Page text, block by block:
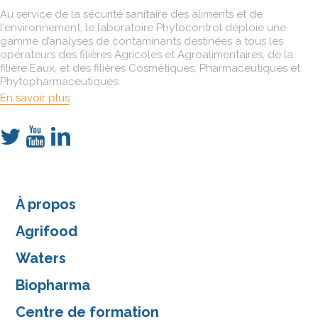
Au service de la sécurité sanitaire des aliments et de
l'environnement, le laboratoire Phytocontrol déploie une
gamme d’analyses de contaminants destinées à tous les
opérateurs des filières Agricoles et Agroalimentaires, de la
filière Eaux, et des filières Cosmétiques, Pharmaceutiques et
Phytopharmaceutiques.
En savoir plus
À propos
Agrifood
Waters
Biopharma
Centre de formation